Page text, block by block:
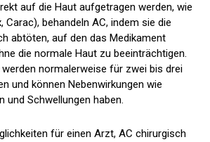
auf die Haut aufgetragen werden, wie
Carac), behandeln AC, indem sie die
abtöten, auf den das Medikament
die normale Haut zu beeinträchtigen.
normalerweise für zwei bis drei
und können Nebenwirkungen wie
und Schwellungen haben.
für einen Arzt, AC chirurgisch